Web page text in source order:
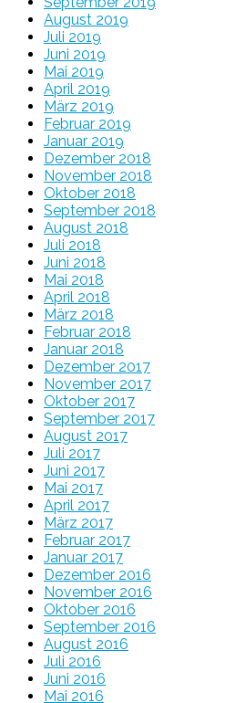
August 2019
Juli 2019
Juni 2019
Mai 2019
April 2019
März 2019
Februar 2019
Januar 2019
Dezember 2018
November 2018
Oktober 2018
September 2018
August 2018
Juli 2018
Juni 2018
Mai 2018
April 2018
März 2018
Februar 2018
Januar 2018
Dezember 2017
November 2017
Oktober 2017
September 2017
August 2017
Juli 2017
Juni 2017
Mai 2017
April 2017
März 2017
Februar 2017
Januar 2017
Dezember 2016
November 2016
Oktober 2016
September 2016
August 2016
Juli 2016
Juni 2016
Mai 2016